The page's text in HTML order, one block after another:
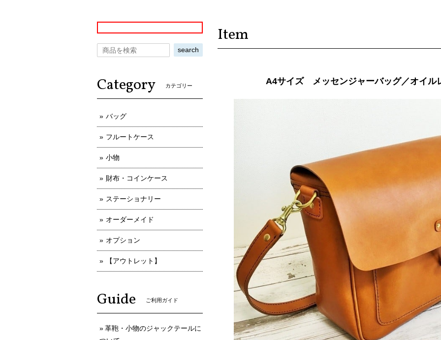
Item
A4サイズ メッセンジャーバッグ／オイル
search
Category カテゴリー
バッグ
フルートケース
小物
財布・コインケース
ステーショナリー
オーダーメイド
オプション
【アウトレット】
Guide ご利用ガイド
革鞄・小物のジャックテールに